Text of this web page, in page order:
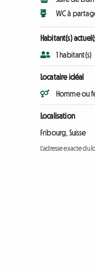
WC à
Habitant(s)
1 habitant(s)
Locataire idéal
Homme ou
Localisation
Fribourg, Suisse
L'adresse exacte